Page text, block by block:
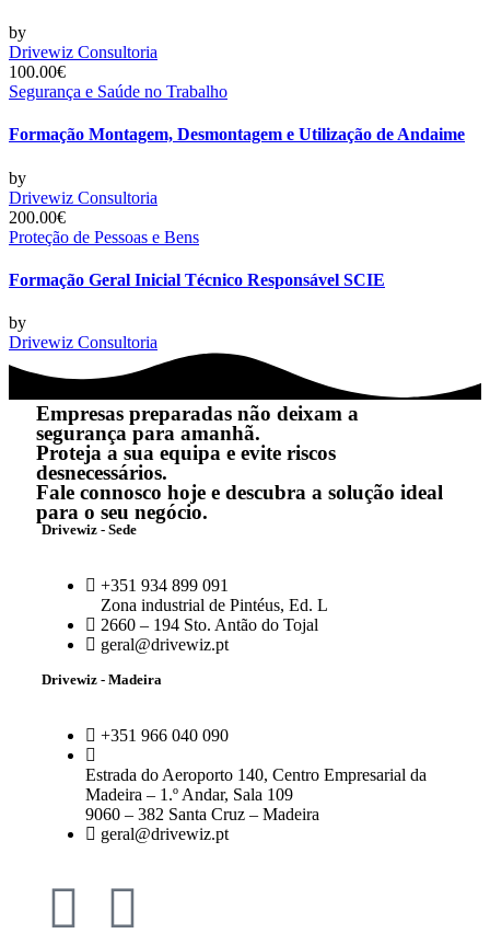
by
Drivewiz Consultoria
100.00€
Segurança e Saúde no Trabalho
Formação Montagem, Desmontagem e Utilização de Andaime
by
Drivewiz Consultoria
200.00€
Proteção de Pessoas e Bens
Formação Geral Inicial Técnico Responsável SCIE
by
Drivewiz Consultoria
Empresas preparadas não deixam a
segurança para amanhã.
Proteja a sua equipa e evite riscos
desnecessários.
Fale connosco hoje e descubra a solução ideal
para o seu negócio.
Drivewiz - Sede
+351 934 899 091
Zona industrial de Pintéus, Ed. L
2660 – 194 Sto. Antão do Tojal
geral@drivewiz.pt
Drivewiz - Madeira
+351 966 040 090
Estrada do Aeroporto 140, Centro Empresarial da
Madeira – 1.º Andar, Sala 109
9060 – 382 Santa Cruz – Madeira
geral@drivewiz.pt